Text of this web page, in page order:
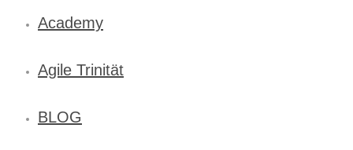
Academy
Agile Trinität
BLOG